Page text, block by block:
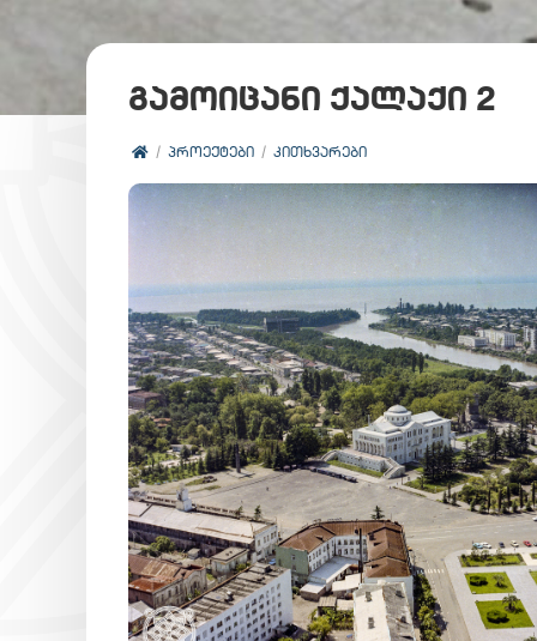
გამოიცანი ქალაქი 2
ᲞᲠᲝᲔᲥᲢᲔᲑᲘ ᲙᲘᲗᲮᲕᲐᲠᲔᲑᲘ